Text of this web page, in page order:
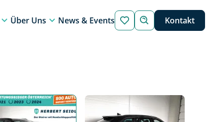
Über Uns News & Events Kontakt